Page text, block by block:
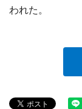
われた。